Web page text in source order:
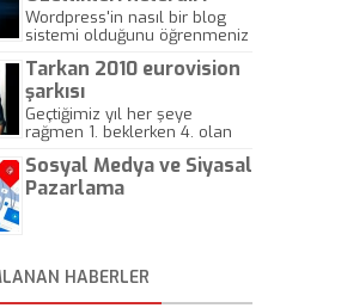
Wordpress'in nasıl bir blog
sistemi olduğunu öğrenmeniz
Tarkan 2010 eurovision
şarkısı
Geçtiğimiz yıl her şeye
rağmen 1. beklerken 4. olan
gösterisinin bu yarışmada
önemli olmadığını anlamıştır.
Sosyal Medya ve Siyasal
Pazarlama
HABERLER